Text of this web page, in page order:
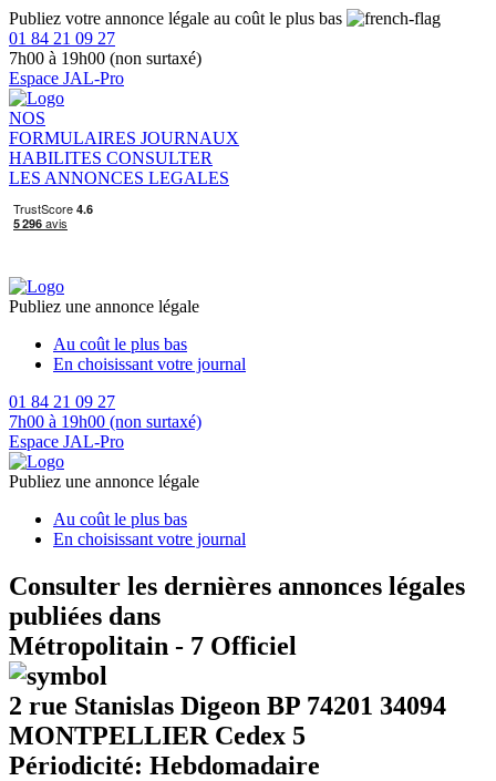
Publiez votre annonce légale au coût le plus bas
01 84 21 09 27
7h00 à 19h00 (non surtaxé)
Espace JAL-Pro
NOS
FORMULAIRES JOURNAUX
HABILITES CONSULTER
LES ANNONCES LEGALES
Publiez une annonce légale
Au coût le plus bas
En choisissant votre journal
01 84 21 09 27
7h00 à 19h00 (non surtaxé)
Espace JAL-Pro
Publiez une annonce légale
Au coût le plus bas
En choisissant votre journal
Consulter les dernières annonces légales
publiées dans
Métropolitain - 7 Officiel
2 rue Stanislas Digeon BP 74201 34094
MONTPELLIER Cedex 5
Périodicité: Hebdomadaire